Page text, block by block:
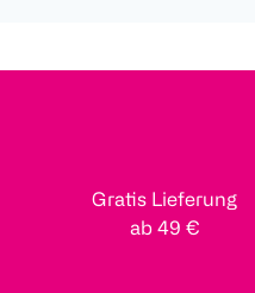
Gratis Lieferung
ab 49 €